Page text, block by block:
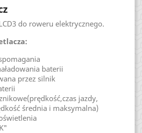
do roweru elektrycznego.
baterii
przez silnik
jazdy,
średnia i maksymalna)